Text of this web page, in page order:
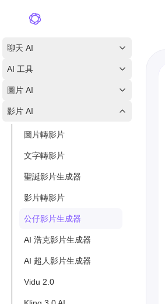
聊天 AI
AI 工具
圖片 AI
影片 AI
圖片轉影片
文字轉影片
聖誕影片生成器
影片轉影片
公仔影片生成器
AI 浩克影片生成器
AI 超人影片生成器
Vidu 2.0